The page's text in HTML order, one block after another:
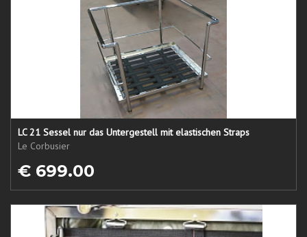
LC 21 Sessel nur das Untergestell mit elastischen Straps
Le Corbusier
€ 699.00